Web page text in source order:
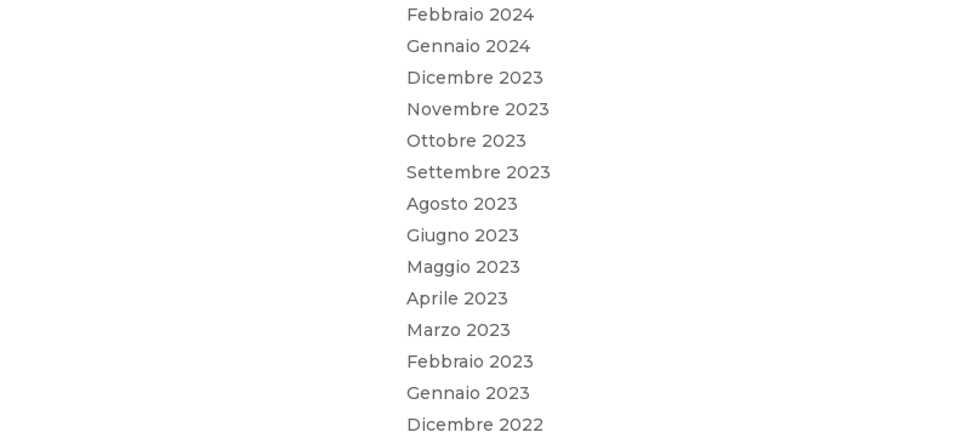
Febbraio 2024
Gennaio 2024
Dicembre 2023
Novembre 2023
Ottobre 2023
Settembre 2023
Agosto 2023
Giugno 2023
Maggio 2023
Aprile 2023
Marzo 2023
Febbraio 2023
Gennaio 2023
Dicembre 2022